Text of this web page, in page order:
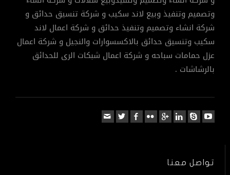
وتصميم وتنفيذ وبيع لاند سكيب و شركة تنسيق حدائق و
شركة انشاء وتصميم وتنفيذ حدائق و شركة اعمال لاند
سكيب وتنسيق حدائق بالاكسسوارات والنجيل و شركة اعمال
عزل حمامات سباحه و شركة اعمال شبكات الرى للحدائق
بالرشاشات .
تواصل معنا